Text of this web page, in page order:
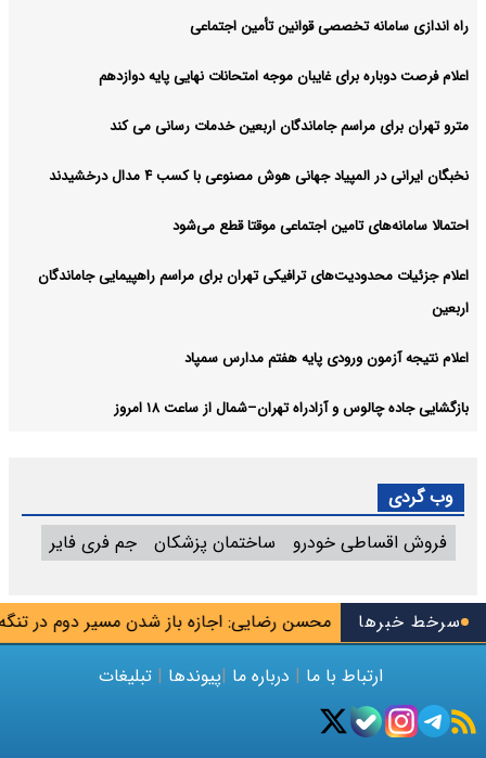
سرخط خبرها محسن رضایی: اجازه باز شدن مسیر دوم در تنگه جاسوس تیم
راه اندازی سامانه تخصصی قوانین تأمین اجتماعی
اعلام فرصت دوباره برای غایبان موجه امتحانات نهایی پایه دوازدهم
مترو تهران برای مراسم جاماندگان اربعین خدمات رسانی می کند
نخبگان ایرانی در المپیاد جهانی هوش مصنوعی با کسب ۴ مدال درخشیدند
احتمالا سامانه‌های تامین اجتماعی موقتا قطع می‌شود
اعلام جزئیات محدودیت‌های ترافیکی تهران برای مراسم راهپیمایی جاماندگان
اربعین
اعلام نتیجه آزمون ورودی پایه هفتم مدارس سمپاد
بازگشایی جاده چالوس و آزادراه تهران–شمال از ساعت ۱۸ امروز
وب گردی
فروش اقساطی خودرو
ساختمان پزشکان جم فری فایر
ارتباط با ما | درباره ما |پیوندها | تبلیغات